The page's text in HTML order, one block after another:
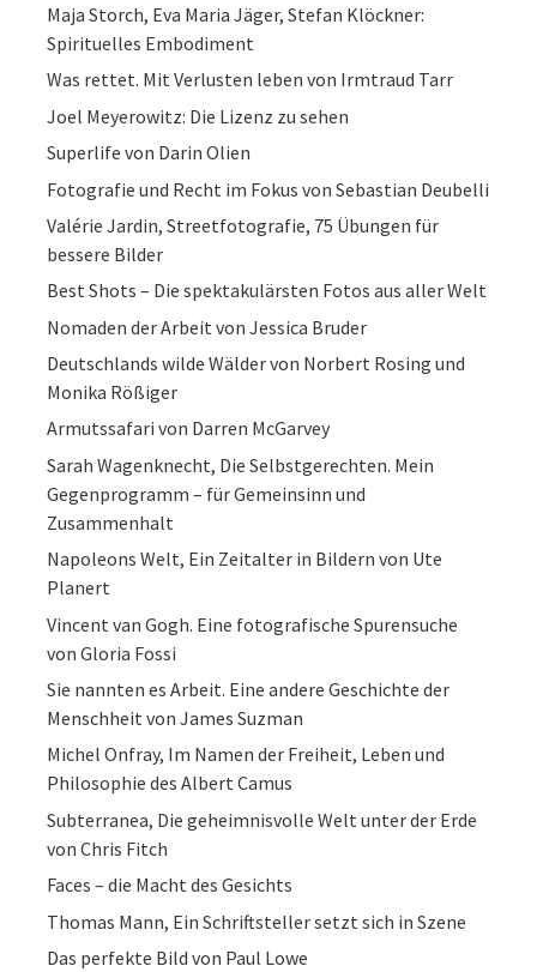
Maja Storch, Eva Maria Jäger, Stefan Klöckner:
Spirituelles Embodiment
Was rettet. Mit Verlusten leben von Irmtraud Tarr
Joel Meyerowitz: Die Lizenz zu sehen
Superlife von Darin Olien
Fotografie und Recht im Fokus von Sebastian Deubelli
Valérie Jardin, Streetfotografie, 75 Übungen für
bessere Bilder
Best Shots – Die spektakulärsten Fotos aus aller Welt
Nomaden der Arbeit von Jessica Bruder
Deutschlands wilde Wälder von Norbert Rosing und
Monika Rößiger
Armutssafari von Darren McGarvey
Sarah Wagenknecht, Die Selbstgerechten. Mein
Gegenprogramm – für Gemeinsinn und
Zusammenhalt
Napoleons Welt, Ein Zeitalter in Bildern von Ute
Planert
Vincent van Gogh. Eine fotografische Spurensuche
von Gloria Fossi
Sie nannten es Arbeit. Eine andere Geschichte der
Menschheit von James Suzman
Michel Onfray, Im Namen der Freiheit, Leben und
Philosophie des Albert Camus
Subterranea, Die geheimnisvolle Welt unter der Erde
von Chris Fitch
Faces – die Macht des Gesichts
Thomas Mann, Ein Schriftsteller setzt sich in Szene
Das perfekte Bild von Paul Lowe